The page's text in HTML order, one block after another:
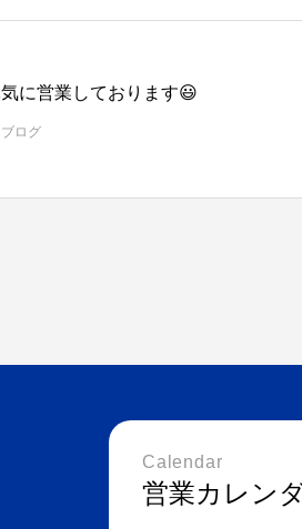
に営業しております😃
ブログ
Calendar
営業カレン